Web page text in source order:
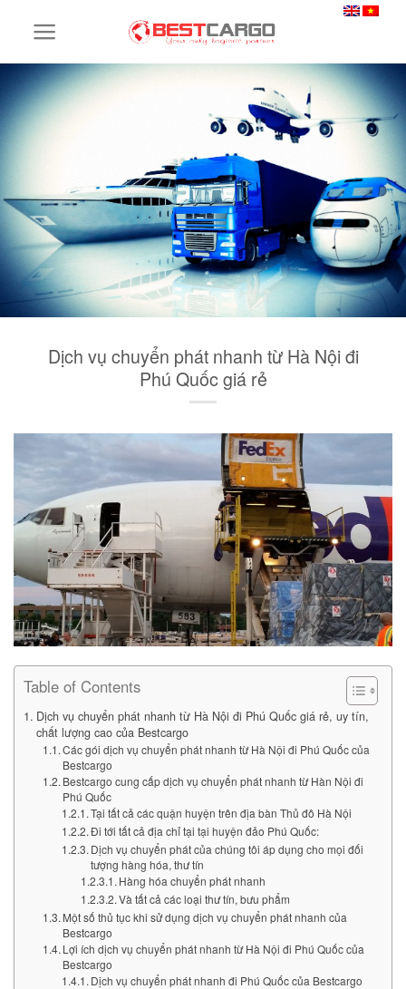
Dịch vụ chuyển phát nhanh từ Hà Nội đi
Phú Quốc giá rẻ
Table of Contents
Dịch vụ chuyển phát nhanh từ Hà Nội đi Phú Quốc giá rẻ, uy tín,
chất lượng cao của Bestcargo
Các gói dịch vụ chuyển phát nhanh từ Hà Nội đi Phú Quốc của
Bestcargo
Bestcargo cung cấp dịch vụ chuyển phát nhanh từ Hàn Nội đi
Phú Quốc
Tại tất cả các quận huyện trên địa bàn Thủ đô Hà Nội
Đi tới tất cả địa chỉ tại tại huyện đảo Phú Quốc:
Dịch vụ chuyển phát của chúng tôi áp dụng cho mọi đối
tượng hàng hóa, thư tín
Hàng hóa chuyển phát nhanh
Và tất cả các loại thư tín, bưu phẩm
Một số thủ tục khi sử dụng dịch vụ chuyển phát nhanh của
Bestcargo
Lợi ích dịch vụ chuyển phát nhanh từ Hà Nội đi Phú Quốc của
Bestcargo
Dịch vụ chuyển phát nhanh đi Phú Quốc của Bestcargo